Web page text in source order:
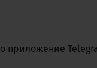
приложение